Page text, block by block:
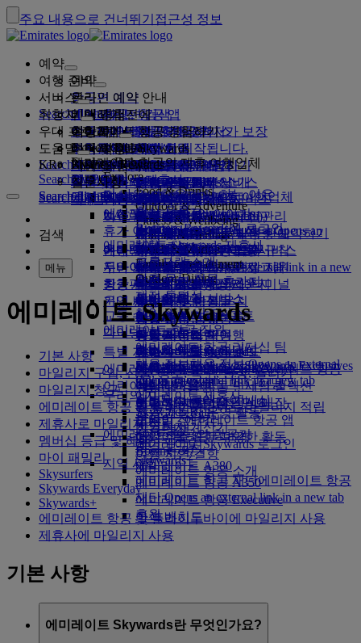
주요 내용으로 건너뛰기 접근성 정보
예약
예약
항공편 예약
항공편 검색
항공편 일정
특별 요금
특별 행사
최저가 파인더
여행 계획
호텔 예약
관광 및 활동
여행 서비스
송영송영 Opens an external link in a new
tab
두바이 연결 서비스
교통 수단
공항 교통편
렌터카 예약
제휴 항공사
온라인 예약 안내
에미레이트 항공 앱
에미레이트 항공 최저가 보장
좌석 선택
내 요금 잡아두기
에미레이트 항공 앱
Search flight
여행 준비
관리
예약 관리
예약 정보 찾아오기
예약 취소
예약 변경
좌석 선택
항공편 업그레이드
전용 운전기사 서비스 관리
몸이 불편한 분들의 여행 예약하기
온라인 체크인
체크인 옵션
항공편 상태
비행하기 전에
여행하기 전에
여행 정보
위험 품목 안내
규정 및 공지
건강
의료 정보 양식(MEDIF)
식이 정보
UAE에서 금지된 약물
두바이 국제공항
에미레이트 항공 제3터미널
터미널 간 이동
출발/도착 공항
셔틀 서비스
수하물
수하물 정보
수하물 정보
위탁 수하물
기내 수하물
추가 수하물 한도 구입
추가 위탁 수하물 허용 한도
두바이에서의 수하물 서비스
지연 또는 손상된 수하물
비자 및 여권
비자 요구 사항 검색
비자 및 여권 정보
USA 여행 허가
UAE 비자
Search flight
서비스
기내 경험
항공편에서 제공하는 서비스
기내 서비스
퍼스트 클래스
비즈니스 클래스
프리미엄 이코노미
이코노미 클래스
안락한 기내
기내 엔터테인먼트
ice에서 제공되는 프로그램
ice TV Live
기내 WiFi
어린이 엔터테인먼트
다이닝
퍼스트 클래스 기내식
비즈니스 클래스 기내식
프리미엄 이코노미 다이닝
이코노미 클래스 기내식
음료
에미레이트 항공의 항공기
Boeing 777
에미레이트 A380
에미레이트 항공 A350
에미레이트 항공 Executive
좌석 배치도
에미레이트 항공 경험하기
여기서부터 여행이 시작됩니다.
에미레이트 항공 경험하기
전용 운전기사 서비스
에미레이트 항공 서비스
계절별 행사
비접촉 여행
에미레이트 항공 라운지
퍼스트 클래스 라운지
비즈니스 클래스 라운지
전 세계 공항 라운지
제휴사 라운지
유료 라운지 이용
마르하바 라운지
에미레이트 항공에서 쇼핑
에미레이트 항공 면세점 컬렉션
에미레이트 항공 공식 매장
가족 여행
가족과 여행하기
가족 여행 계획
미동반 미성년자
임신
수하물 허용한도
어린이 및 유아용 요금 규칙
카시트 및 아기 침대
공항 서비스
기내 서비스
어린이 동반 여행
유아를 동반한 여행
유아 수하물 허용 한도
아동식 및 유아식
어린이를 위한 놀이
어린이용 엔터테인먼트
어린이 장난감
어린이를 위한 다양한 활동
Fly Better
Fly Better
더 나은 비행을 해야 하는 이유
당사 정보
당사 정보
에미레이트 항공의 이야기
미디어 센터미디어 센터 Opens an
external link in a new tab
그룹사
안전
재정 투명성
책임 있는 비즈니스
에미레이트 항공 직원
에미레이트 항공 리더십 팀
채용 정보채용 정보 Opens an external
link in a new tab
우리의 지구
지속 가능한 운영 활동
환경 정책
환경 보고서
지역 사회
에미레이트 항공 재단에미레이트 항공
재단 Opens an external link in a new tab
후원
Search flight
취항지
취항지
취항지
에미레이트 항공 취항지
아시아 및 태평양
미주
아프리카
유럽
중동
두바이 여행 정보
최근 추가된 취항지
헬싱키
항저우
다낭
선전
씨엠립
Explore Dubai
Explore Dubai
Explore
Food & Drinks
Outdoor & Adventure
Fitness & Wellbeing
Culture & Heritage
Beach & Marine
Family entertainment
Outdoor Dining
에미레이트 항공의 제휴 여행업체
항공 및 지상 제휴사
에미레이트 항공의 제휴 여행업체
콴타스 항공
flydubai
에미레이트 Skywards 제휴사
살펴보기
에미레이트 항공 도착지 보기
노선도
휴가 아이디어
해변 휴양지
자연 속 휴가지
유적지 및 문화 휴가지
도시 여행
미식 여행
Search flight
우대 프로그램
에미레이트 Skywards
에미레이트 Skywards에 가입
에미레이트 Skywards 소개
멤버십 등급
플라이두바이(flydubai)
현금+마일리지
디지털 멤버십 카드
마이 패밀리
마일리지 사용
마일리지 청구
마일리지 구매
마일리지 적립
Skywards Skysurfers
Skywards ExclusivesSkywards Exclusives
Opens an external link in a new tab
에미레이트 제휴사
Skywards Rail
마일리지 계산기
에미레이트 Skywards 로그인
Skywards+
Business Rewards
회사 등록
Business Rewards
회사 등록
Business Rewards에 로그인
혜택
프로그램 소개
자주 묻는 질문
Search flight
도움말
지원 및 문의
지원 및 문의
지원 및 문의
변경 또는 취소
비자 및 여권 도움말
피드백 또는 불만 접수
수하물 지연 또는 손상 지원
두바이 연결 서비스
운영 변경 사항
최근 여행 업데이트
항공편 상태 확인
특별 지원
몸이 불편한 분들의 에미레이트 항공
여행
특별 지원 및 요청
질문사항
자주 묻는 질문
자주 묻는 질문
에미레이트 항공 예약
네트워크 및 공동운항
다른 상품
특별 지원 및 요청
수하물 및 분실물
여행 준비
공항 서비스
에미레이트 Skywards
에미레이트 Business Rewards
객실 내 경험
도구 및 자료
모바일 - 에미레이트 항공 앱
예약 취소 또는 변경
여행 지연/결항
에미레이트 항공 소개
Search flight
KR
검색
메뉴
에미레이트 Skywards
기본 사항
마일리지 구입, 선물, 양도, 복구, 연장, 늘리기
마일리지 청구
에미레이트 항공 및 플라이두바이로 마일리지 적립
제휴사로 마일리지 적립
멤버십 등급 및 혜택
마이 패밀리
Skysurfers
Skywards Everyday
Skywards+
에미레이트 항공 및 플라이두바이에 마일리지 사용
제휴사에 마일리지 사용
기본 사항
에미레이트 Skywards란 무엇인가요?